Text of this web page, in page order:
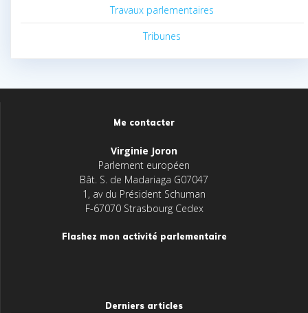
Travaux parlementaires
Tribunes
Me contacter
Virginie Joron
Parlement européen
Bât. S. de Madariaga G07047
1, av du Président Schuman
F-67070 Strasbourg Cedex
Flashez mon activité parlementaire
Derniers articles